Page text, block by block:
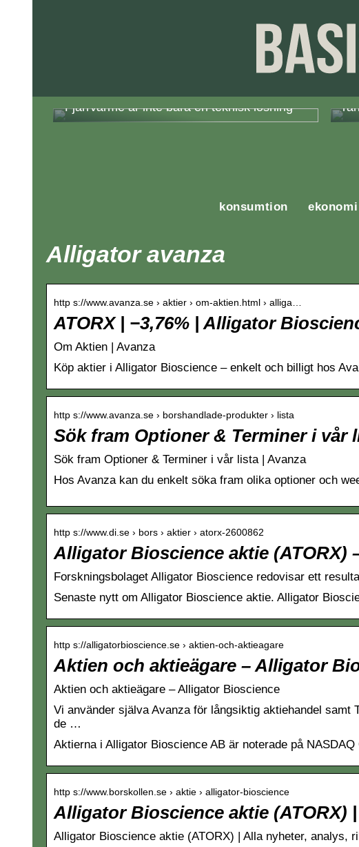
Fjärrvärme är inte bara en teknisk lösning
konsumtion ekonomi
Alligator avanza
http s://www.avanza.se › aktier › om-aktien.html › alliga…
ATORX | −3,76% | Alligator
Om Aktien | Avanza
Köp aktier i Alligator Bioscience – enkelt och billigt hos
http s://www.avanza.se › borshandlade-produkter › lista
Sök fram Optioner & Terminer i vår
Sök fram Optioner & Terminer i vår lista | Avanza
Hos Avanza kan du enkelt söka fram olika optioner och
http s://www.di.se › bors › aktier › atorx-2600862
Alligator Bioscience aktie (ATORX)
Forskningsbolaget Alligator Bioscience redovisar ett
Senaste nytt om Alligator Bioscience aktie. Alligator
http s://alligatorbioscience.se › aktien-och-aktieagare
Aktien och aktieägare – Alligator
Aktien och aktieägare – Alligator Bioscience
Vi använder själva Avanza för långsiktig aktiehandel
de …
Aktierna i Alligator Bioscience AB är noterade på
http s://www.borskollen.se › aktie › alligator-bioscience
Alligator Bioscience aktie (ATORX)
Alligator Bioscience aktie (ATORX) | Alla nyheter, analys,